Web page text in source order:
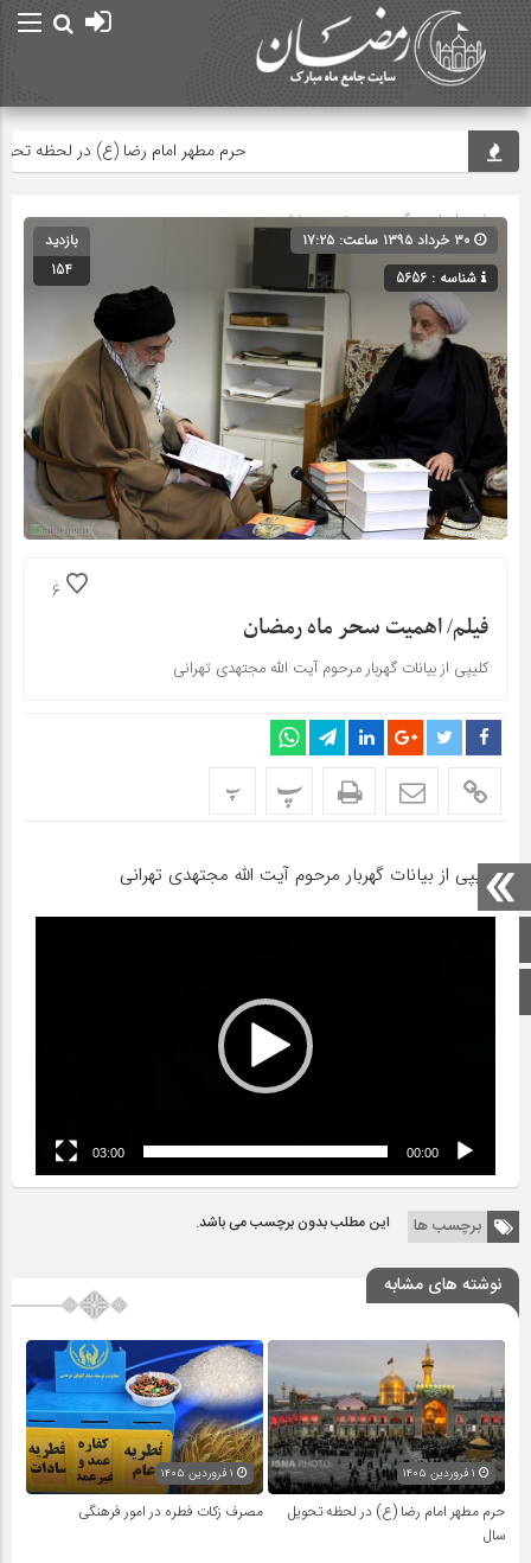
حرم مطهر امام رضا (ع) در لحظه تحویل
صفحه اصلی» گروه » دسته‌بندی نشده
شناسه : 5656
بازدید
154
6
فیلم/ اهمیت سحر ماه رمضان
کلیپی از بیانات گهربار مرحوم آیت الله مجتهدی تهرانی
پ پ
کلیپی از بیانات گهربار مرحوم آیت الله مجتهدی تهرانی
00:00
03:00
برچسب ها این مطلب بدون برچسب می باشد.
نوشته های مشابه
حرم مطهر امام رضا (ع) در لحظه تحویل
سال
مصرف زکات فطره در امور فرهنگی